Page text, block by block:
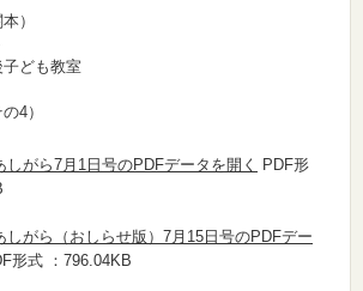
）
ども教室
4）
しがら7月1日号のPDFデータを開く
PDF形
しがら（おしらせ版）7月15日号のPDFデー
形式 ：796.04KB